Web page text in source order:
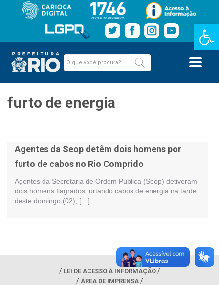
Barra de
furto de energia
Agentes da Seop detêm dois homens por
furto de cabos no Rio Comprido
Agentes da Secretaria de Ordem Pública (Seop) detiveram
dois homens flagrados furtando cabos de energia na tarde
deste domingo (02), […]
LEI DE ACESSO À INFORMAÇÃO
ÁREA DE IMPRENSA